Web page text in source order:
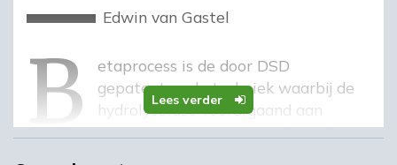
Lees verder
Edwin van Gastel
b
Betaprocess is de door DSD
gepatenteerde techniek waarbij de
hydrolysefase voorafgaand aan
vergistingsprocessen sterk wordt